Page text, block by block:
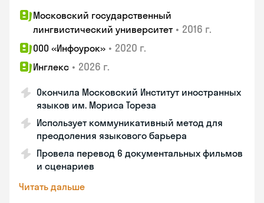
Московский государственный
лингвистический университет • 2016 г.
ООО «Инфоурок» • 2020 г.
Инглекс • 2026 г.
Окончила Московский Институт иностранных
языков им. Мориса Тореза
Использует коммуникативный метод для
преодоления языкового барьера
Провела перевод 6 документальных фильмов
и сценариев
Читать дальше